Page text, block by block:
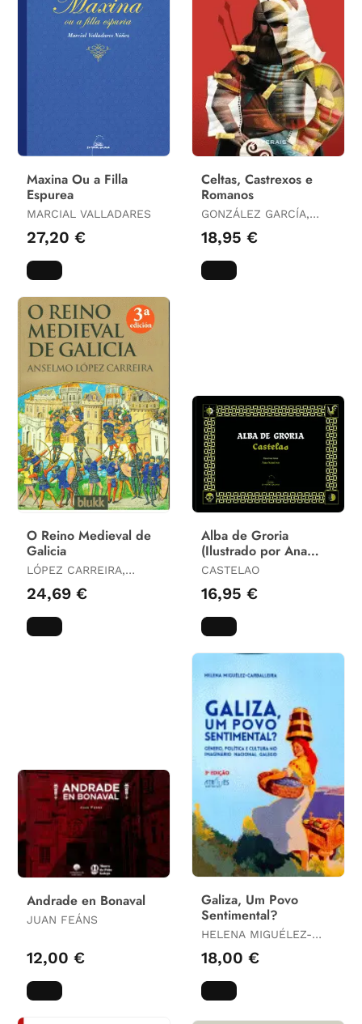
Maxina Ou a Filla
Espurea
MARCIAL VALLADARES
27,20 €
Celtas, Castrexos e
Romanos
GONZÁLEZ GARCÍA,
18,95 €
O Reino Medieval de
Galicia
LÓPEZ CARREIRA,
24,69 €
Alba de Groria
(Ilustrado por Ana
Santiso)
CASTELAO
16,95 €
Andrade en Bonaval
JUAN FEÁNS
12,00 €
Galiza, Um Povo
Sentimental?
HELENA MIGUÉLEZ-
18,00 €